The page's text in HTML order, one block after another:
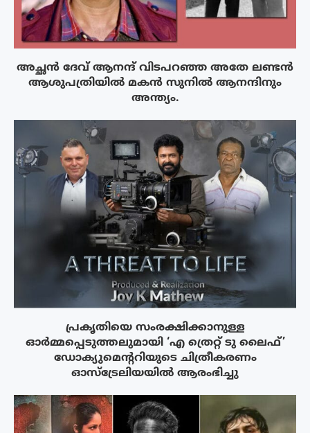
അച്ഛൻ ദേവ് ആനന്ദ് വിടപറഞ്ഞ അതേ ലണ്ടൻ
ആശുപത്രിയിൽ മകൻ സുനിൽ ആനന്ദിനും
അന്ത്യം.
പ്രകൃതിയെ സംരക്ഷിക്കാനുള്ള
ഓർമ്മപ്പെടുത്തലുമായി ‘എ ത്രെറ്റ് ടു ലൈഫ്’
ഡോക്യുമെന്ററിയുടെ ചിത്രീകരണം
ഓസ്‌ട്രേലിയയിൽ ആരംഭിച്ചു